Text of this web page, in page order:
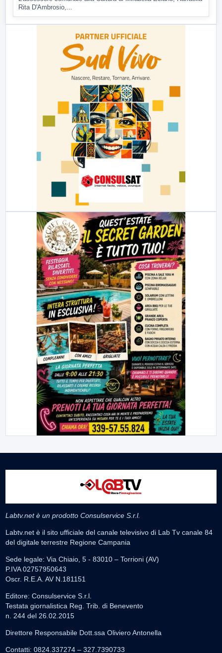
Rita D'Ambrosio,...
Labtv.net è un prodotto Consulservice S.r.l.
Labtv.net è il sito ufficiale del canale televisivo di Lab Tv canale 84
del digitale terrestre Regione Campania
Sede legale: Via Chiaio, 5 - 83010 – Torrioni (AV)
P.IVA 02757950643
Oscr. R.E.A. AV N.181151
Editore: Consulservice S.r.l.
Testata giornalistica Reg. Trib. di Benevento
n. 244 del 26.02.2015
Direttore Responsabile Dott.ssa Oliviero Antonella
Contatti: 0824.337274 – 327.7390733